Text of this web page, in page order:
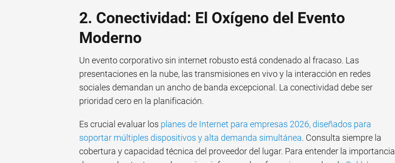
2. Conectividad: El Oxígeno del Evento
Moderno
Un evento corporativo sin internet robusto está condenado al fracaso. Las
presentaciones en la nube, las transmisiones en vivo y la interacción en redes
sociales demandan un ancho de banda excepcional. La conectividad debe ser
prioridad cero en la planificación.
Es crucial evaluar los planes de Internet para empresas 2026, diseñados para
soportar múltiples dispositivos y alta demanda simultánea. Consulta siempre la
cobertura y capacidad técnica del proveedor del lugar. Para entender la importancia